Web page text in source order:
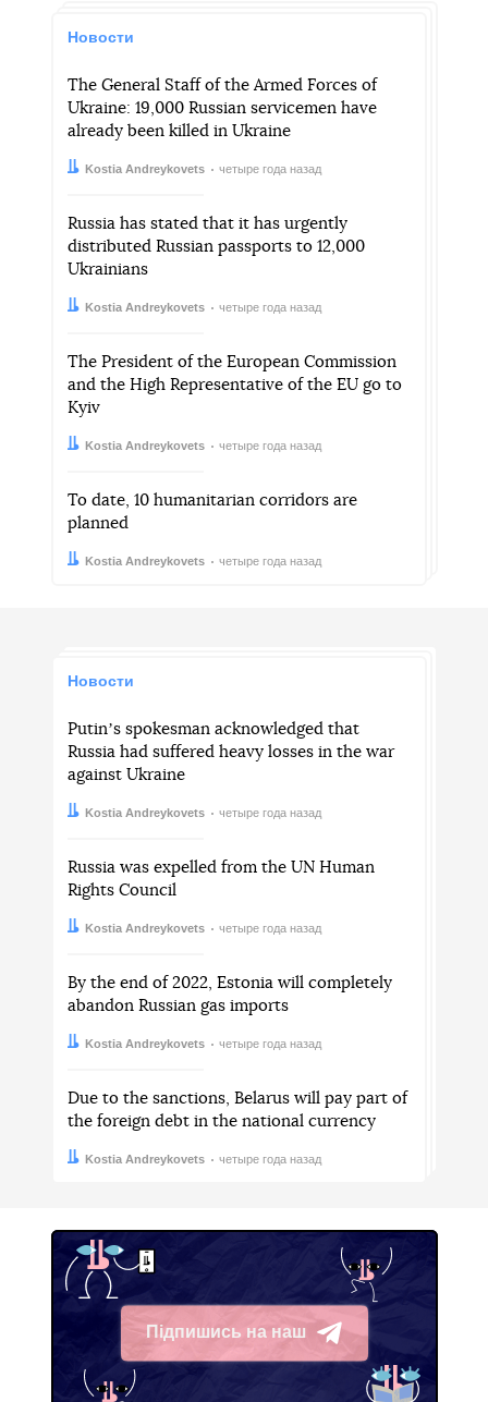
Новости
The General Staff of the Armed Forces of
Ukraine: 19,000 Russian servicemen have
already been killed in Ukraine
Автор:
Kostia Andreykovets
Дата: четыре года назад
Russia has stated that it has urgently
distributed Russian passports to 12,000
Ukrainians
Автор:
Kostia Andreykovets
Дата: четыре года назад
The President of the European Commission
and the High Representative of the EU go to
Kyiv
Автор:
Kostia Andreykovets
Дата: четыре года назад
To date, 10 humanitarian corridors are
planned
Автор:
Kostia Andreykovets
Дата: четыре года назад
Новости
Putinʼs spokesman acknowledged that
Russia had suffered heavy losses in the war
against Ukraine
Автор:
Kostia Andreykovets
Дата: четыре года назад
Russia was expelled from the UN Human
Rights Council
Автор:
Kostia Andreykovets
Дата: четыре года назад
By the end of 2022, Estonia will completely
abandon Russian gas imports
Автор:
Kostia Andreykovets
Дата: четыре года назад
Due to the sanctions, Belarus will pay part of
the foreign debt in the national currency
Автор:
Kostia Andreykovets
Дата: четыре года назад
Підпишись на наш
Telegram